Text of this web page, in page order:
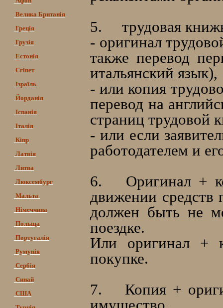
Велика Британія
Греція
Грузія
Естонія
Єгіпет
Ізраїль
Йорданія
Іспанія
Італія
Кіпр
Латвія
Литва
Люксембург
Мальта
Німеччина
Польща
Португалія
Румунія
Сербія
Синай
США
5.
трудовая
- оригинал
также перевод
итальянский язык),
- или копия
перевод на
страниц трудовой
- или если
работодателем и
6.
Оригинал +
движении средств
должен быть не
поездке.
Или оригинал +
покупке.
7.
Копия +